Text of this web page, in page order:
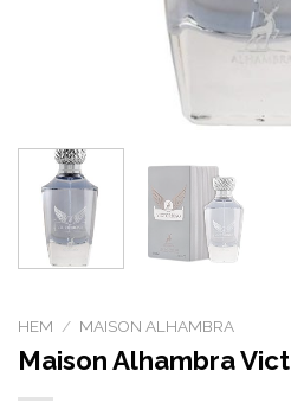
HEM / MAISON ALHAMBRA
Maison Alhambra